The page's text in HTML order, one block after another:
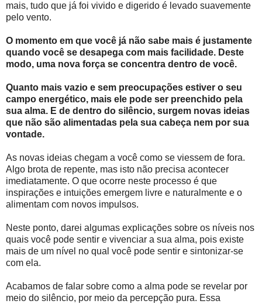
mais, tudo que já foi vivido e digerido é levado suavemente
pelo vento.
O momento em que você já não sabe mais é justamente
quando você se desapega com mais facilidade. Deste
modo, uma nova força se concentra dentro de você.
Quanto mais vazio e sem preocupações estiver o seu
campo energético, mais ele pode ser preenchido pela
sua alma. E de dentro do silêncio, surgem novas ideias
que não são alimentadas pela sua cabeça nem por sua
vontade.
As novas ideias chegam a você como se viessem de fora.
Algo brota de repente, mas isto não precisa acontecer
imediatamente. O que ocorre neste processo é que
inspirações e intuições emergem livre e naturalmente e o
alimentam com novos impulsos.
Neste ponto, darei algumas explicações sobre os níveis nos
quais você pode sentir e vivenciar a sua alma, pois existe
mais de um nível no qual você pode sentir e sintonizar-se
com ela.
Acabamos de falar sobre como a alma pode se revelar por
meio do silêncio, por meio da percepção pura. Essa